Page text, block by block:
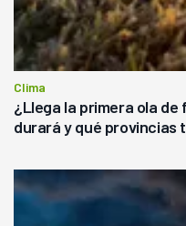
Clima
¿Llega la primera ola
durará y qué provincias